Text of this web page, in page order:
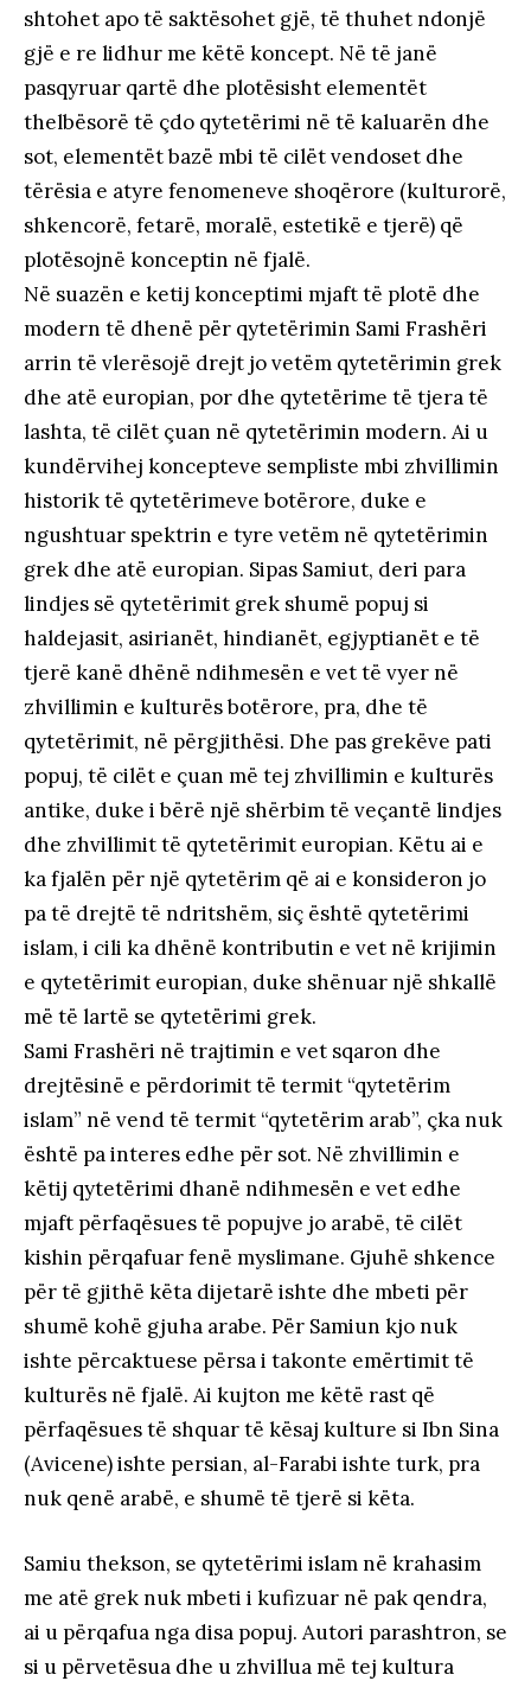
shtohet apo të saktësohet gjë, të thuhet ndonjë
gjë e re lidhur me këtë koncept. Në të janë
pasqyruar qartë dhe plotësisht elementët
thelbësorë të çdo qytetërimi në të kaluarën dhe
sot, elementët bazë mbi të cilët vendoset dhe
tërësia e atyre fenomeneve shoqërore (kulturorë,
shkencorë, fetarë, moralë, estetikë e tjerë) që
plotësojnë konceptin në fjalë.
Në suazën e ketij konceptimi mjaft të plotë dhe
modern të dhenë për qytetërimin Sami Frashëri
arrin të vlerësojë drejt jo vetëm qytetërimin grek
dhe atë europian, por dhe qytetërime të tjera të
lashta, të cilët çuan në qytetërimin modern. Ai u
kundërvihej koncepteve sempliste mbi zhvillimin
historik të qytetërimeve botërore, duke e
ngushtuar spektrin e tyre vetëm në qytetërimin
grek dhe atë europian. Sipas Samiut, deri para
lindjes së qytetërimit grek shumë popuj si
haldejasit, asirianët, hindianët, egjyptianët e të
tjerë kanë dhënë ndihmesën e vet të vyer në
zhvillimin e kulturës botërore, pra, dhe të
qytetërimit, në përgjithësi. Dhe pas grekëve pati
popuj, të cilët e çuan më tej zhvillimin e kulturës
antike, duke i bërë një shërbim të veçantë lindjes
dhe zhvillimit të qytetërimit europian. Këtu ai e
ka fjalën për një qytetërim që ai e konsideron jo
pa të drejtë të ndritshëm, siç është qytetërimi
islam, i cili ka dhënë kontributin e vet në krijimin
e qytetërimit europian, duke shënuar një shkallë
më të lartë se qytetërimi grek.
Sami Frashëri në trajtimin e vet sqaron dhe
drejtësinë e përdorimit të termit “qytetërim
islam” në vend të termit “qytetërim arab”, çka nuk
është pa interes edhe për sot. Në zhvillimin e
këtij qytetërimi dhanë ndihmesën e vet edhe
mjaft përfaqësues të popujve jo arabë, të cilët
kishin përqafuar fenë myslimane. Gjuhë shkence
për të gjithë këta dijetarë ishte dhe mbeti për
shumë kohë gjuha arabe. Për Samiun kjo nuk
ishte përcaktuese përsa i takonte emërtimit të
kulturës në fjalë. Ai kujton me këtë rast që
përfaqësues të shquar të kësaj kulture si Ibn Sina
(Avicene) ishte persian, al-Farabi ishte turk, pra
nuk qenë arabë, e shumë të tjerë si këta.
Samiu thekson, se qytetërimi islam në krahasim
me atë grek nuk mbeti i kufizuar në pak qendra,
ai u përqafua nga disa popuj. Autori parashtron, se
si u përvetësua dhe u zhvillua më tej kultura